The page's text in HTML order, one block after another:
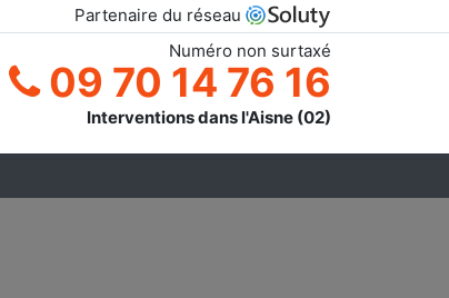
Partenaire du réseau
Numéro non surtaxé
09 70 14 76 16
Interventions dans l'Aisne (02)